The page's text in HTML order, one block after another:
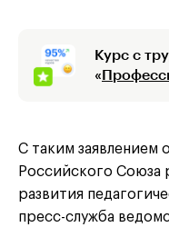
Курс с
«
С таким заявлением
Российского Союза
развития
пресс-служба